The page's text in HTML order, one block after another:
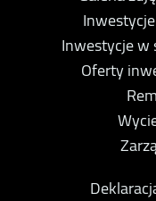
Inwestycje w
Oferty